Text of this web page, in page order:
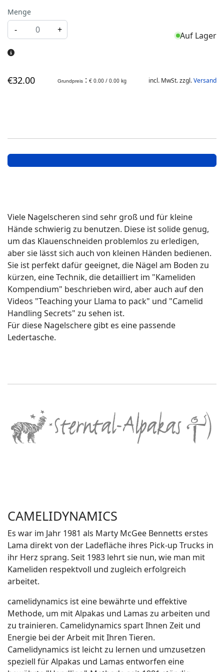
Menge
- +
Auf Lager
€32.00 Grundpreis : € 0.00 / 0.00 kg incl. MwSt. zzgl.Versand
Viele Nagelscheren sind sehr groß und für kleine
Hände schwierig zu benutzen. Diese ist solide genug,
um das Klauenschneiden problemlos zu erledigen,
aber sie lässt sich auch von kleinen Händen bedienen.
Sie ist perfekt dafür geeignet, die Nägel am Boden zu
kürzen, eine Technik, die detailliert im "Kameliden
Kompendium" beschrieben wird, aber auch auf den
Videos "Teaching your Llama to pack" und "Camelid
Handling Secrets" zu sehen ist.
Für diese Nagelschere gibt es eine passende
Ledertasche.
CAMELIDYNAMICS
Es war im Jahr 1981 als Marty McGee Bennetts erstes
Lama direkt von der Ladefläche ihres Pick-up Trucks in
ihr Herz sprang. Seit 1983 lehrt sie nun, wie man mit
Kameliden respektvoll und zugleich erfolgreich
arbeitet.
camelidynamics ist eine bewährte und effektive
Methode, um mit Alpakas und Lamas zu arbeiten und
zu trainieren. Camelidynamics spart Ihnen Zeit und
Energie bei der Arbeit mit Ihren Tieren.
Camelidynamics ist leicht zu lernen und umzusetzen
speziell für Alpakas und Lamas entworfen eine